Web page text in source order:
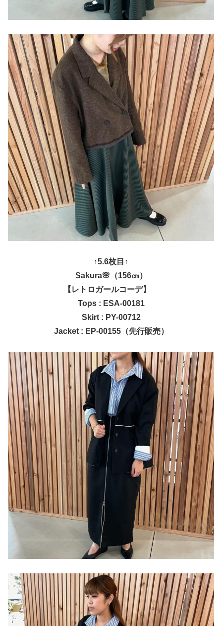
↑5.6枚目↑
Sakura🌸（156㎝）
【レトロガールコーデ】
Tops : ESA-00181
Skirt : PY-00712
Jacket : EP-00155（先行販売）